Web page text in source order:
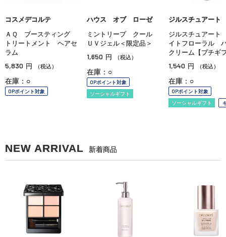
コスメデコルテ
ＡＱ ブースティング
トリートメント ヘアセ
ラム
5,830 円 （税込）
在庫：○
OPポイント対象
ハウス オブ ローゼ
ミントリープ クール
ＵＶジェル＜限定品＞
1,650 円 （税込）
在庫：○
OPポイント対象
ソーシャルギフト
ジルスチュアート
ジルスチュアー
イトフローラル
クリーム【プチギ
1,540 円 （税込）
在庫：○
OPポイント対象
ソーシャルギフト
NEW ARRIVAL 新着商品